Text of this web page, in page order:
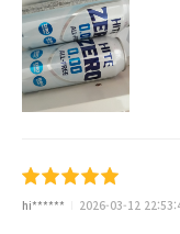
hi****** 2026-03-12